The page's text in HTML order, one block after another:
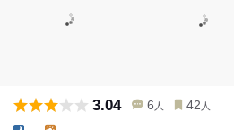
3.04 6 人 42 人